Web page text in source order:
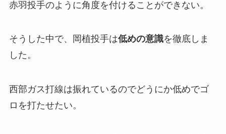
赤羽投手のように角度を付けることができない。
そうした中で、岡植投手は低めの意識を徹底しま
した。
西部ガス打線は振れているのでどうにか低めでゴ
ロを打たせたい。